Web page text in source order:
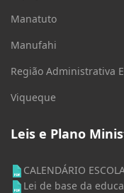
Manatuto
Manufahi
Região Administrativa
Viqueque
Leis e Plano
CALENDÁRIO
Lei de base da